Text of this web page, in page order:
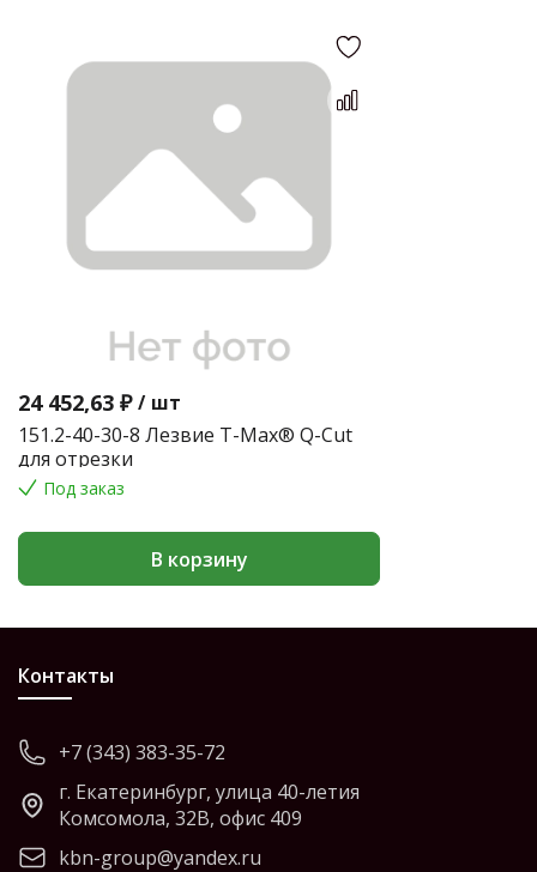
24 452,63 ₽ / шт
151.2-40-30-8 Лезвие T-Max® Q-Cut
для отрезки
Под заказ
В корзину
Контакты
+7 (343) 383-35-72
г. Екатеринбург, улица 40-летия
Комсомола, 32В, офис 409
kbn-group@yandex.ru